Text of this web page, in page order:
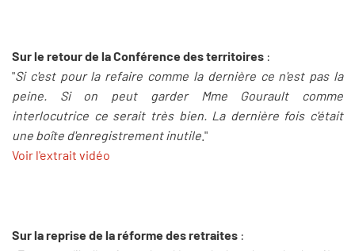
Sur le retour de la Conférence des territoires :
"Si c'est pour la refaire comme la dernière ce n'est pas la
peine. Si on peut garder Mme Gourault comme
interlocutrice ce serait très bien. La dernière fois c'était
une boîte d'enregistrement inutile ."
Voir l'extrait vidéo
Sur la reprise de la réforme des retraites :